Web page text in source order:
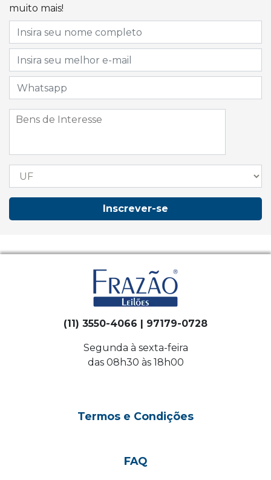
muito mais!
Inscrever-se
(11) 3550-4066 | 97179-0728
Segunda à sexta-feira
das 08h30 às 18h00
Termos e Condições
FAQ